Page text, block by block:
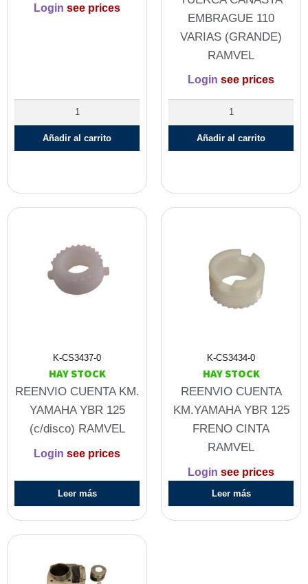
Login see prices
Añadir al carrito
EMBRAGUE 110
VARIAS (GRANDE)
RAMVEL
Login see prices
Añadir al carrito
K-CS3437-0
HAY STOCK
REENVIO CUENTA KM.
YAMAHA YBR 125
(c/disco) RAMVEL
Login see prices
Leer más
K-CS3434-0
HAY STOCK
REENVIO CUENTA
KM.YAMAHA YBR 125
FRENO CINTA
RAMVEL
Login see prices
Leer más